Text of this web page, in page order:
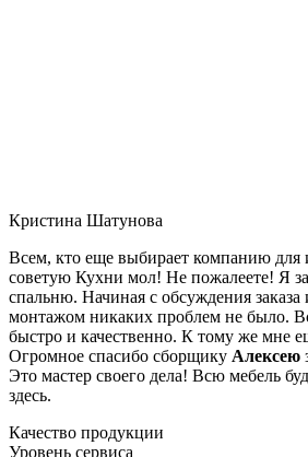
Кристина Шатунова
Всем, кто еще выбирает компанию для
советую Кухни мол! Не пожалеете! Я
спальню. Начиная с обсуждения заказа
монтажом никаких проблем не было.
быстро и качественно. К тому же мне
Огромное спасибо сборщику Алексею
Это мастер своего дела! Всю мебель
здесь.
Качество продукции
Уровень сервиса